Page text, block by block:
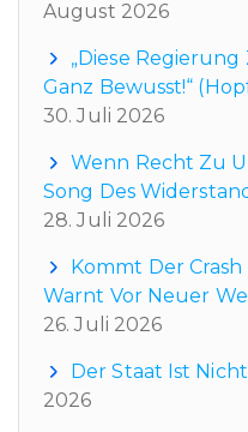
August 2026
„Diese
Ganz Bewusst!“
30. Juli 2026
Wenn Recht Zu
Song Des
28. Juli 2026
Kommt Der
Warnt Vor Neuer
26. Juli 2026
Der Staat Ist
2026